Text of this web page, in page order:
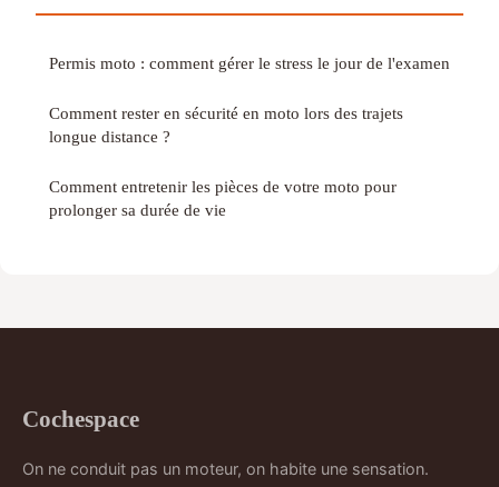
Permis moto : comment gérer le stress le jour de l'examen
Comment rester en sécurité en moto lors des trajets
longue distance ?
Comment entretenir les pièces de votre moto pour
prolonger sa durée de vie
Cochespace
On ne conduit pas un moteur, on habite une sensation.